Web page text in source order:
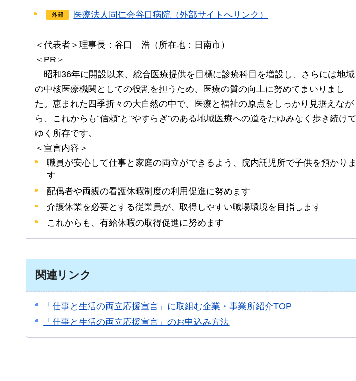
医療法人同仁会谷口病院（外部サイトへリンク）
＜代表者＞理事長：谷口 浩 （所在地：日南市）
＜PR＞
昭和36年に開設以来、総合医療提供を目標に診療科目を増設し、さらには地域
の中核医療機関としての役割を担うため、医療の質の向上に努めてまいりまし
た。恵まれた四季折々の大自然の中で、医療と福祉の原点をしっかり見据えなが
ら、これからも“信頼”と“やすらぎ”のある地域医療への道をたゆみなく歩き続けて
ゆく所存です。
＜宣言内容＞
職員が安心して仕事と家庭の両立ができるよう、院内託児所で子供を預かりま
す
配偶者や両親の看護休暇制度の利用促進に努めます
介護休業を必要とする従業員が、取得しやすい職場環境を目指します
これからも、有給休暇の取得促進に努めます
関連リンク
「仕事と生活の両立応援宣言」に取組む企業・事業所紹介TOP
「仕事と生活の両立応援宣言」のお申込み方法